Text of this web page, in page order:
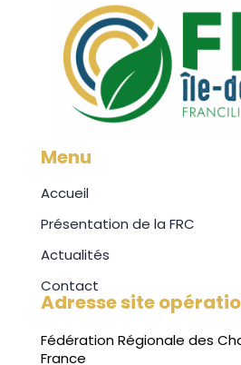
Menu
Accueil
Présentation de la FRC
Actualités
Contact
Adresse site
Fédération Régionale des
France